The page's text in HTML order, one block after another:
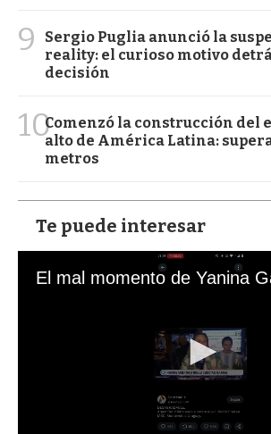
9
Sergio Puglia anunció la
reality: el curioso motivo
decisión
10Comenzó la construcción del
alto de América Latina:
metros
Te puede interesar